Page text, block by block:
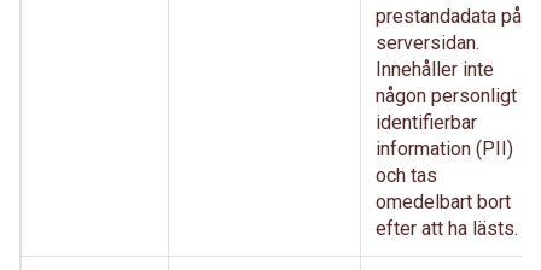
prestandadata på
serversidan.
Innehåller inte
någon personligt
identifierbar
information (PII)
och tas
omedelbart bort
efter att ha lästs.